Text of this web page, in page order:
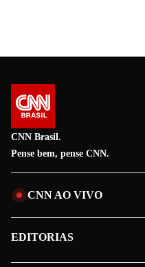
CNN Brasil.
Pense bem, pense CNN.
CNN AO VIVO
EDITORIAS